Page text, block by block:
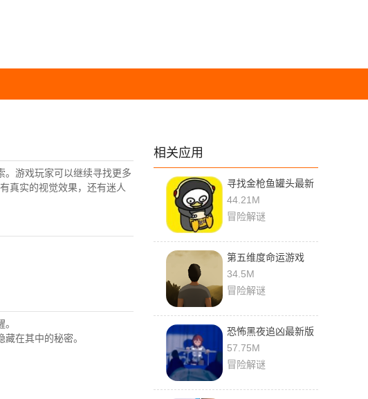
。游戏玩家可以继续寻找更多
真实的视觉效果，还有迷人
在其中的秘密。
相关应用
寻找金枪鱼罐头最新
版(Hide Tuna)
44.21M
冒险解谜
第五维度命运游戏
34.5M
冒险解谜
恐怖黑夜追凶最新版
手游
57.75M
冒险解谜